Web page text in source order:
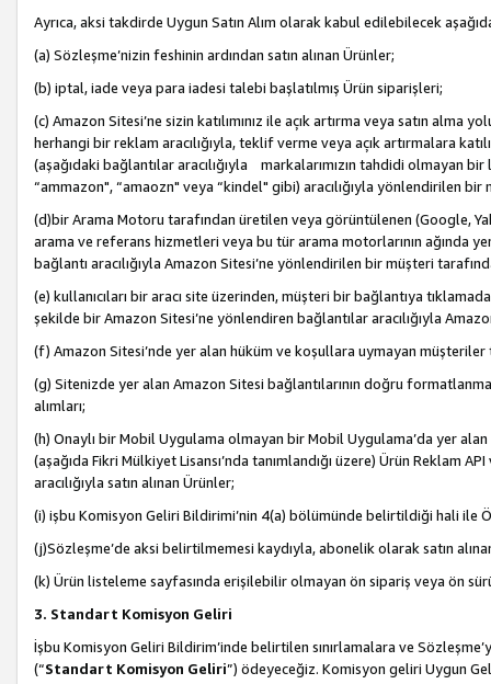
Ayrıca, aksi takdirde Uygun Satın Alım olarak kabul edilebilecek
(a) Sözleşme’nizin feshinin ardından satın alınan Ürünler;
(b) iptal, iade veya para iadesi talebi başlatılmış Ürün siparişleri;
(c) Amazon Sitesi’ne sizin katılımınız ile açık artırma veya satın alma
herhangi bir reklam aracılığıyla, teklif verme veya açık artırmalara
(aşağıdaki bağlantılar aracılığıyla markalarımızın tahdidi olmayan
“ammazon", “amaozn" veya “kindel" gibi) aracılığıyla yönlendirilen
(d)bir Arama Motoru tarafından üretilen veya görüntülenen (Google,
arama ve referans hizmetleri veya bu tür arama motorlarının ağında
bağlantı aracılığıyla Amazon Sitesi’ne yönlendirilen bir müşteri
(e) kullanıcıları bir aracı site üzerinden, müşteri bir bağlantıya
şekilde bir Amazon Sitesi’ne yönlendiren bağlantılar aracılığıyla
(f) Amazon Sitesi’nde yer alan hüküm ve koşullara uymayan müşteriler
(g) Sitenizde yer alan Amazon Sitesi bağlantılarının doğru
alımları;
(h) Onaylı bir Mobil Uygulama olmayan bir Mobil Uygulama’da yer
(aşağıda Fikri Mülkiyet Lisansı’nda tanımlandığı üzere) Ürün Reklam
aracılığıyla satın alınan Ürünler;
(i) işbu Komisyon Geliri Bildirimi’nin 4(a) bölümünde belirtildiği hali ile
(j)Sözleşme’de aksi belirtilmemesi kaydıyla, abonelik olarak satın
(k) Ürün listeleme sayfasında erişilebilir olmayan ön sipariş veya ön
3. Standart Komisyon Geliri
İşbu Komisyon Geliri Bildirim’inde belirtilen sınırlamalara ve
(“Standart Komisyon Geliri”) ödeyeceğiz. Komisyon geliri Uygun